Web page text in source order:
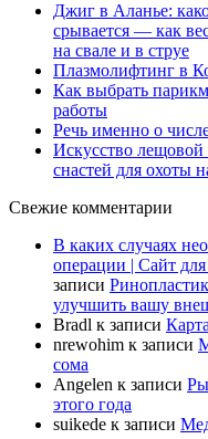
Джиг в Аланье:
срывается — как
на свале и в струе
Плазмолифтинг в
Как выбрать
работы
Речь именно о
Искусство
снастей для охоты
Свежие комментарии
В каких случаях
операции | Сайт
записи
улучшить вашу
Bradl к записи
nrewohim к записи
сома
Angelen к записи
этого года
suikede к записи